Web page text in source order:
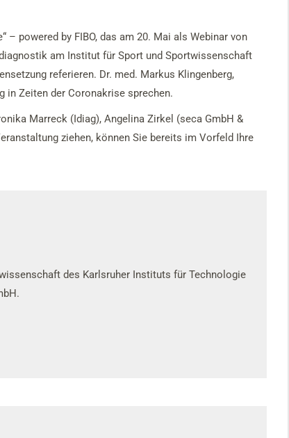
powered by FIBO, das am 20. Mai als Webinar von
am Institut für Sport und Sportwissenschaft
referieren. Dr. med. Markus Klingenberg,
in Zeiten der Coronakrise sprechen.
Marreck (Idiag), Angelina Zirkel (seca GmbH &
ziehen, können Sie bereits im Vorfeld Ihre
des Karlsruher Instituts für Technologie